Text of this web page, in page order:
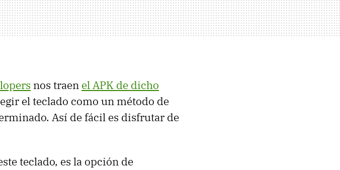
nos traen el APK de dicho
el teclado como un método de
Así de fácil es disfrutar de
teclado, es la opción de